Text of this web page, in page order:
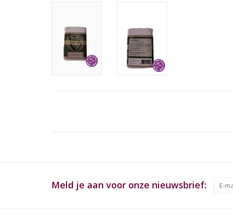
Meld je aan voor onze nieuwsbrief: